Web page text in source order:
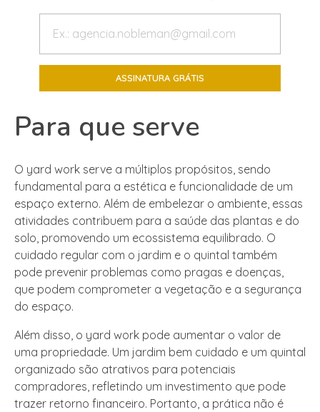
Para que serve
O yard work serve a múltiplos propósitos, sendo
fundamental para a estética e funcionalidade de um
espaço externo. Além de embelezar o ambiente, essas
atividades contribuem para a saúde das plantas e do
solo, promovendo um ecossistema equilibrado. O
cuidado regular com o jardim e o quintal também
pode prevenir problemas como pragas e doenças,
que podem comprometer a vegetação e a segurança
do espaço.
Além disso, o yard work pode aumentar o valor de
uma propriedade. Um jardim bem cuidado e um quintal
organizado são atrativos para potenciais
compradores, refletindo um investimento que pode
trazer retorno financeiro. Portanto, a prática não é